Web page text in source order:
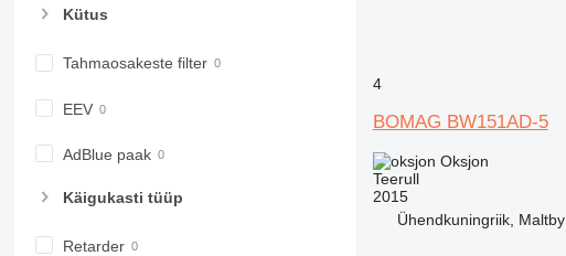
Kütus
Tahmaosakeste filter
EEV
AdBlue paak
Käigukasti tüüp
Retarder
4
BOMAG BW151AD-5
Oksjon
Teerull
2015
Ühendkuningriik, Maltby